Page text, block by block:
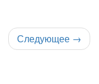
Следующее →